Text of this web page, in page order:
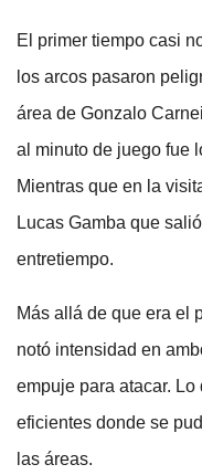
El primer tiempo casi
los arcos pasaron
área de Gonzalo
al minuto de juego fue
Mientras que en la
Lucas Gamba que
entretiempo.
Más allá de que era el
notó intensidad en
empuje para atacar.
eficientes donde se
las áreas.